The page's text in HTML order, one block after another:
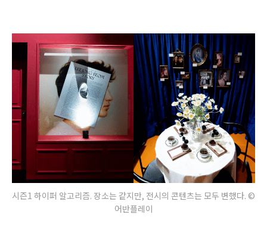
시즌1 하이퍼 알고리즘. 장소는 같지만, 전시의 콘텐츠는 모두 변했다. ©
어반플레이